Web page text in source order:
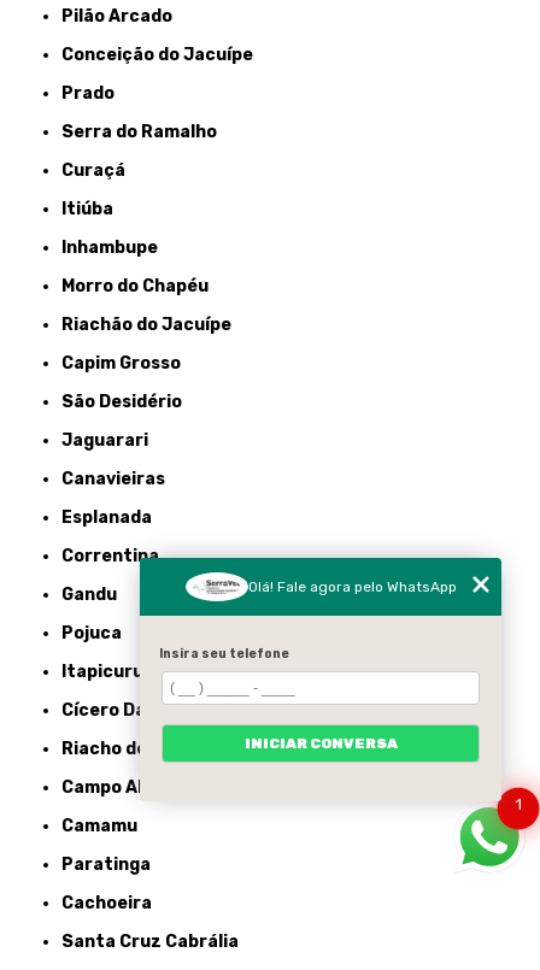
Pilão Arcado
Conceição do Jacuípe
Prado
Serra do Ramalho
Curaçá
Itiúba
Inhambupe
Morro do Chapéu
Riachão do Jacuípe
Capim Grosso
São Desidério
Jaguarari
Canavieiras
Esplanada
Correntina
Gandu
Pojuca
Itapicuru
Cícero Dantas
Riacho de Santana
Campo Alegre de Lourdes
Camamu
Paratinga
Cachoeira
Santa Cruz Cabrália
1
Olá! Fale agora pelo WhatsApp
Insira seu telefone
INICIAR CONVERSA